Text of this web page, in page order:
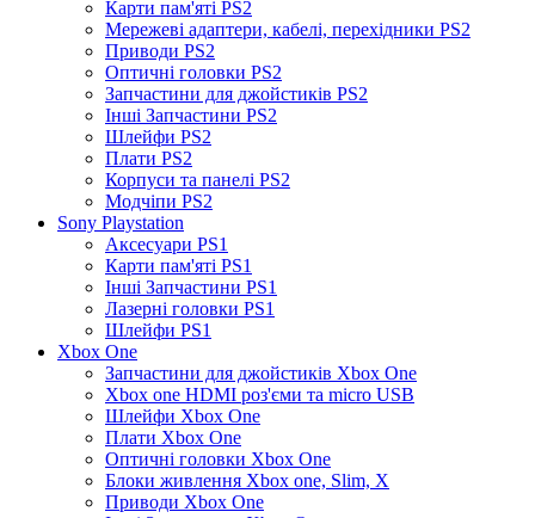
Карти пам'яті PS2
Мережеві адаптери, кабелі, перехідники PS2
Приводи PS2
Оптичні головки PS2
Запчастини для джойстиків PS2
Інші Запчастини PS2
Шлейфи PS2
Плати PS2
Корпуси та панелі PS2
Модчіпи PS2
Sony Playstation
Аксесуари PS1
Карти пам'яті PS1
Інші Запчастини PS1
Лазерні головки PS1
Шлейфи PS1
Xbox One
Запчастини для джойстиків Xbox One
Xbox one HDMI роз'єми та micro USB
Шлейфи Xbox One
Плати Xbox One
Оптичні головки Xbox One
Блоки живлення Xbox one, Slim, X
Приводи Xbox One